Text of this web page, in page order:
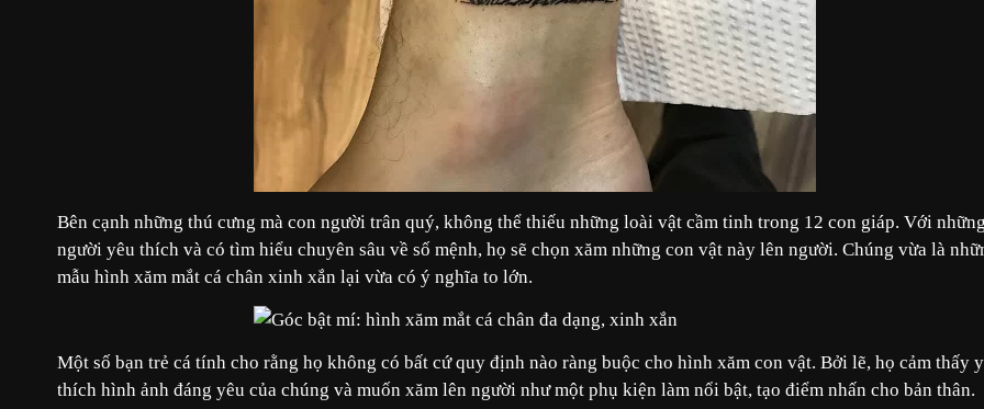
Bên cạnh những thú cưng mà con người trân quý, không thể thiếu những loài vật cầm tinh trong 12 con giáp. Với
người yêu thích và có tìm hiểu chuyên sâu về số mệnh, họ sẽ chọn xăm những con vật này lên người. Chúng vừa là
mẫu hình xăm mắt cá chân xinh xắn lại vừa có ý nghĩa to lớn.
Một số bạn trẻ cá tính cho rằng họ không có bất cứ quy định nào ràng buộc cho hình xăm con vật. Bởi lẽ, họ cảm thấy
thích hình ảnh đáng yêu của chúng và muốn xăm lên người như một phụ kiện làm nổi bật, tạo điểm nhấn cho bản thân.